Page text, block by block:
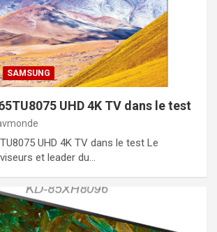
SAMSUNG
UHD 4K TV dans le test
UHD 4K TV dans le test Le
et leader du…